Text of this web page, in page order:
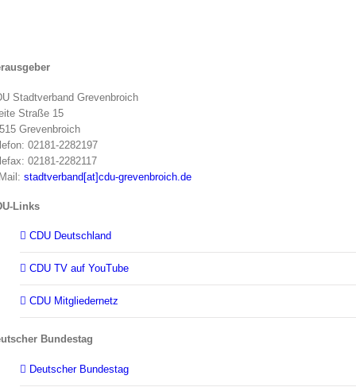
Stadtverband Grevenbroich
Straße 15
Grevenbroich
02181-2282197
02181-2282117
stadtverband[at]cdu-grevenbroich.de
Links
CDU Deutschland
CDU TV auf YouTube
CDU Mitgliedernetz
Bundestag
Deutscher Bundestag